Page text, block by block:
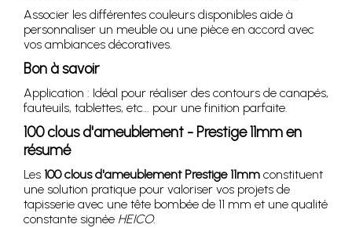
Associer les différentes couleurs disponibles aide à
personnaliser un meuble ou une pièce en accord avec
vos ambiances décoratives.
Bon à savoir
Application : Idéal pour réaliser des contours de canapés,
fauteuils, tablettes, etc… pour une finition parfaite.
100 clous d'ameublement - Prestige 11mm en
résumé
Les 100 clous d'ameublement Prestige 11mm constituent
une solution pratique pour valoriser vos projets de
tapisserie avec une tête bombée de 11 mm et une qualité
constante signée HEICO.